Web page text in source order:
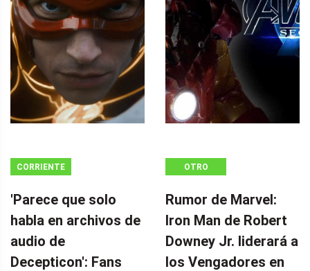
CORRIENTE
'Parece que solo
habla en archivos de
audio de
Decepticon': Fans
OTRO
Rumor de Marvel:
Iron Man de Robert
Downey Jr. liderará a
los Vengadores en